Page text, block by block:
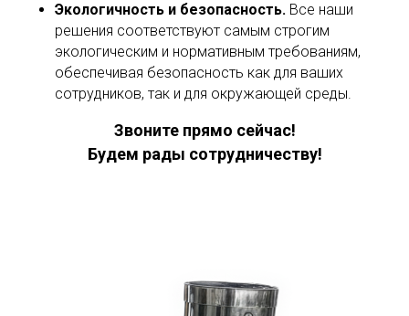
Экологичность и безопасность. Все наши
решения соответствуют самым строгим
экологическим и нормативным требованиям,
обеспечивая безопасность как для ваших
сотрудников, так и для окружающей среды.
Звоните прямо сейчас!
Будем рады сотрудничеству!